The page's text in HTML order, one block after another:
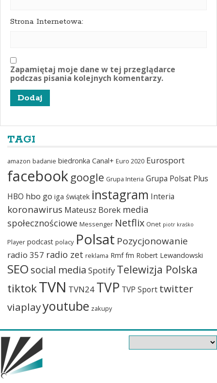
Strona Internetowa:
Zapamiętaj moje dane w tej przeglądarce
podczas pisania kolejnych komentarzy.
TAGI
amazon badanie biedronka Canal+ Euro 2020 Eurosport
facebook google Grupa Interia Grupa Polsat Plus
HBO hbo go iga świątek instagram Interia
koronawirus Mateusz Borek media
społecznościowe Messenger Netflix Onet piotr kraśko
Player podcast polacy Polsat Pozycjonowanie
radio 357 radio zet reklama Rmf fm Robert Lewandowski
SEO social media Spotify Telewizja Polska
tiktokTVN TVN24 TVP TVP Sport twitter
viaplayyoutube zakupy